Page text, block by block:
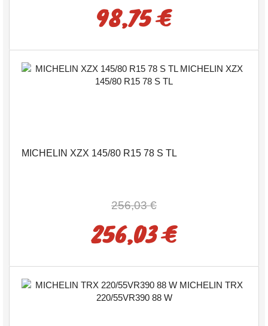
98,75 €
MICHELIN XZX 145/80 R15 78 S TL
256,03 €
256,03 €